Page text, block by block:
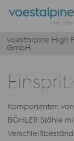
voestalpine High
GmbH
Komponenten
BÖHLER Stähle